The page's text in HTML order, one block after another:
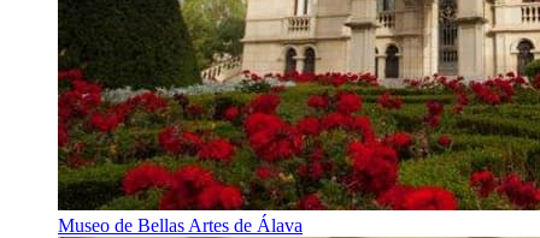
Museo de Bellas Artes de Álava